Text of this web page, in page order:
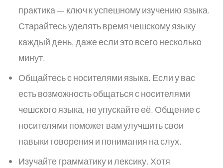
практика — ключ к успешному изучению языка.
Старайтесь уделять время чешскому языку
каждый день, даже если это всего несколько
минут.
Общайтесь с носителями языка. Если у вас
есть возможность общаться с носителями
чешского языка, не упускайте её. Общение с
носителями поможет вам улучшить свои
навыки говорения и понимания на слух.
Изучайте грамматику и лексику. Хотя